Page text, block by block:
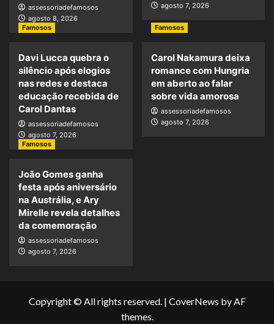
assessoriadefamosos
agosto 8, 2026
agosto 7, 2026
Famosos
Davi Lucca quebra o
silêncio após elogios
nas redes e destaca
educação recebida de
Carol Dantas
assessoriadefamosos
agosto 7, 2026
Famosos
Carol Nakamura deixa
romance com Hungria
em aberto ao falar
sobre vida amorosa
assessoriadefamosos
agosto 7, 2026
Famosos
João Gomes ganha
festa após aniversário
na Austrália, e Ary
Mirelle revela detalhes
da comemoração
assessoriadefamosos
agosto 7, 2026
Copyright © All rights reserved. | CoverNews by AF
themes.